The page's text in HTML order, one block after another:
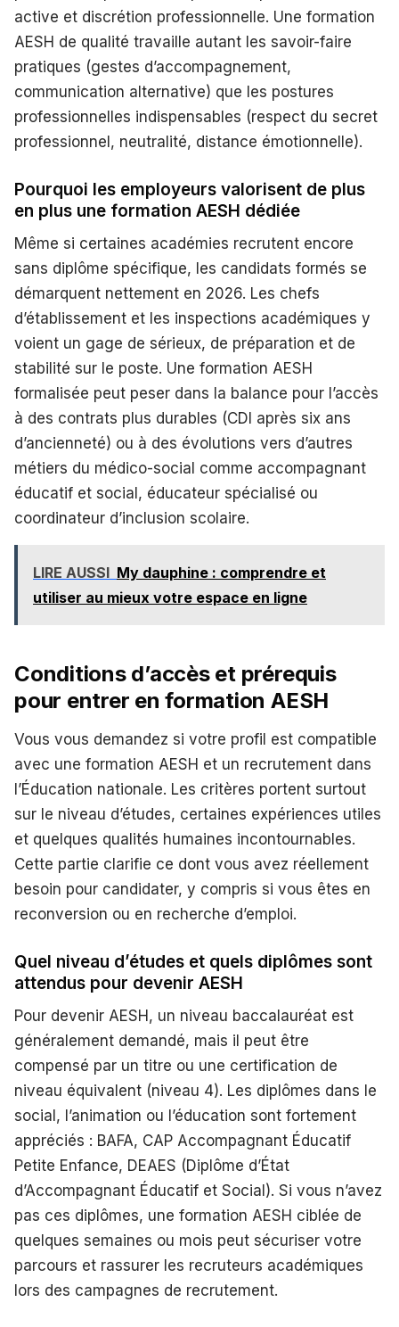
active et discrétion professionnelle. Une formation
AESH de qualité travaille autant les savoir-faire
pratiques (gestes d’accompagnement,
communication alternative) que les postures
professionnelles indispensables (respect du secret
professionnel, neutralité, distance émotionnelle).
Pourquoi les employeurs valorisent de plus
en plus une formation AESH dédiée
Même si certaines académies recrutent encore
sans diplôme spécifique, les candidats formés se
démarquent nettement en 2026. Les chefs
d’établissement et les inspections académiques y
voient un gage de sérieux, de préparation et de
stabilité sur le poste. Une formation AESH
formalisée peut peser dans la balance pour l’accès
à des contrats plus durables (CDI après six ans
d’ancienneté) ou à des évolutions vers d’autres
métiers du médico-social comme accompagnant
éducatif et social, éducateur spécialisé ou
coordinateur d’inclusion scolaire.
LIRE AUSSI My dauphine : comprendre et
utiliser au mieux votre espace en ligne
Conditions d’accès et prérequis
pour entrer en formation AESH
Vous vous demandez si votre profil est compatible
avec une formation AESH et un recrutement dans
l’Éducation nationale. Les critères portent surtout
sur le niveau d’études, certaines expériences utiles
et quelques qualités humaines incontournables.
Cette partie clarifie ce dont vous avez réellement
besoin pour candidater, y compris si vous êtes en
reconversion ou en recherche d’emploi.
Quel niveau d’études et quels diplômes sont
attendus pour devenir AESH
Pour devenir AESH, un niveau baccalauréat est
généralement demandé, mais il peut être
compensé par un titre ou une certification de
niveau équivalent (niveau 4). Les diplômes dans le
social, l’animation ou l’éducation sont fortement
appréciés : BAFA, CAP Accompagnant Éducatif
Petite Enfance, DEAES (Diplôme d’État
d’Accompagnant Éducatif et Social). Si vous n’avez
pas ces diplômes, une formation AESH ciblée de
quelques semaines ou mois peut sécuriser votre
parcours et rassurer les recruteurs académiques
lors des campagnes de recrutement.